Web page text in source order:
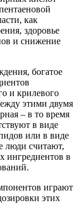
как
здоровье
и снижение
богатое
и крилевого
этими двумя
– в то время
в виде
или в виде
люди считают,
ингредиентов в
играют
этих